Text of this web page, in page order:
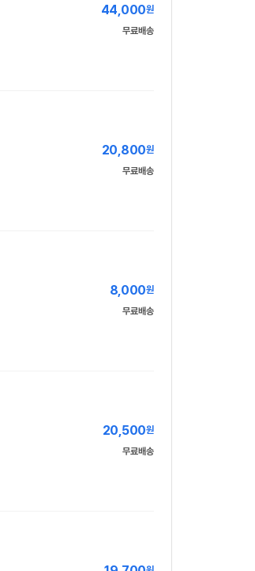
44,000원
무료배송
20,800원
무료배송
8,000원
무료배송
20,500원
무료배송